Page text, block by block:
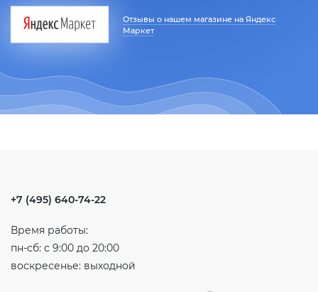
Отзывы о нашем магазине на Яндекс
Маркет
+7 (495) 640-74-22
Время работы:
пн-сб: с 9:00 до 20:00
воскресенье: выходной